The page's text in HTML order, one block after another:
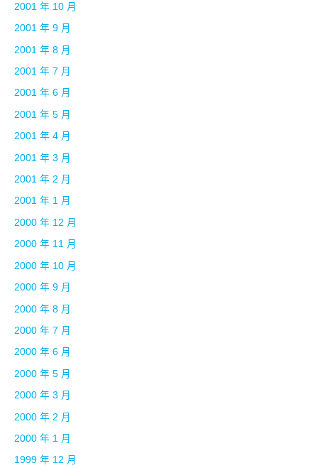
2001 年 10 月
2001 年 9 月
2001 年 8 月
2001 年 7 月
2001 年 6 月
2001 年 5 月
2001 年 4 月
2001 年 3 月
2001 年 2 月
2001 年 1 月
2000 年 12 月
2000 年 11 月
2000 年 10 月
2000 年 9 月
2000 年 8 月
2000 年 7 月
2000 年 6 月
2000 年 5 月
2000 年 3 月
2000 年 2 月
2000 年 1 月
1999 年 12 月